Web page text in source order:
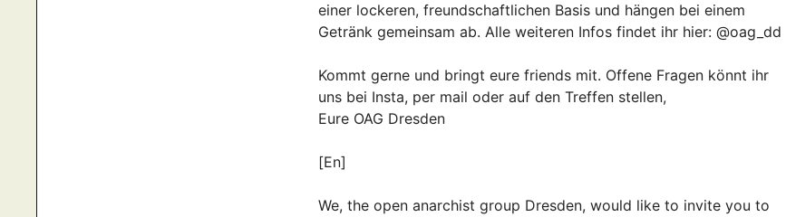
einer lockeren, freundschaftlichen Basis und hängen bei einem
Getränk gemeinsam ab. Alle weiteren Infos findet ihr hier: @oag_dd
Kommt gerne und bringt eure friends mit. Offene Fragen könnt ihr
uns bei Insta, per mail oder auf den Treffen stellen,
Eure OAG Dresden
[En]
We, the open anarchist group Dresden, would like to invite you to